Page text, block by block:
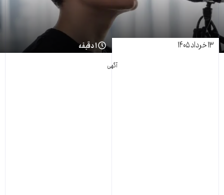
۱۳ خرداد ۱۴۰۵ ۱ دقیقه
آگهی